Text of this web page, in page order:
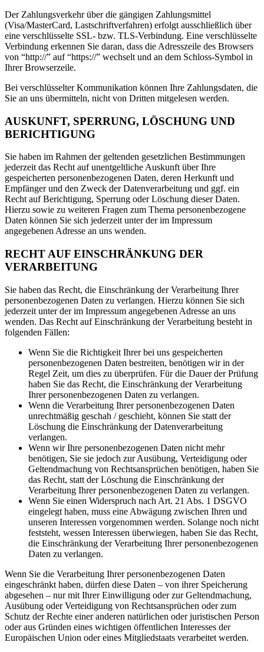
Der Zahlungsverkehr über die gängigen Zahlungsmittel
(Visa/MasterCard, Lastschriftverfahren) erfolgt ausschließlich über
eine verschlüsselte SSL- bzw. TLS-Verbindung. Eine verschlüsselte
Verbindung erkennen Sie daran, dass die Adresszeile des Browsers
von “http://” auf “https://” wechselt und an dem Schloss-Symbol in
Ihrer Browserzeile.
Bei verschlüsselter Kommunikation können Ihre Zahlungsdaten, die
Sie an uns übermitteln, nicht von Dritten mitgelesen werden.
AUSKUNFT, SPERRUNG, LÖSCHUNG UND
BERICHTIGUNG
Sie haben im Rahmen der geltenden gesetzlichen Bestimmungen
jederzeit das Recht auf unentgeltliche Auskunft über Ihre
gespeicherten personenbezogenen Daten, deren Herkunft und
Empfänger und den Zweck der Datenverarbeitung und ggf. ein
Recht auf Berichtigung, Sperrung oder Löschung dieser Daten.
Hierzu sowie zu weiteren Fragen zum Thema personenbezogene
Daten können Sie sich jederzeit unter der im Impressum
angegebenen Adresse an uns wenden.
RECHT AUF EINSCHRÄNKUNG DER
VERARBEITUNG
Sie haben das Recht, die Einschränkung der Verarbeitung Ihrer
personenbezogenen Daten zu verlangen. Hierzu können Sie sich
jederzeit unter der im Impressum angegebenen Adresse an uns
wenden. Das Recht auf Einschränkung der Verarbeitung besteht in
folgenden Fällen:
Wenn Sie die Richtigkeit Ihrer bei uns gespeicherten
personenbezogenen Daten bestreiten, benötigen wir in der
Regel Zeit, um dies zu überprüfen. Für die Dauer der Prüfung
haben Sie das Recht, die Einschränkung der Verarbeitung
Ihrer personenbezogenen Daten zu verlangen.
Wenn die Verarbeitung Ihrer personenbezogenen Daten
unrechtmäßig geschah / geschieht, können Sie statt der
Löschung die Einschränkung der Datenverarbeitung
verlangen.
Wenn wir Ihre personenbezogenen Daten nicht mehr
benötigen, Sie sie jedoch zur Ausübung, Verteidigung oder
Geltendmachung von Rechtsansprüchen benötigen, haben Sie
das Recht, statt der Löschung die Einschränkung der
Verarbeitung Ihrer personenbezogenen Daten zu verlangen.
Wenn Sie einen Widerspruch nach Art. 21 Abs. 1 DSGVO
eingelegt haben, muss eine Abwägung zwischen Ihren und
unseren Interessen vorgenommen werden. Solange noch nicht
feststeht, wessen Interessen überwiegen, haben Sie das Recht,
die Einschränkung der Verarbeitung Ihrer personenbezogenen
Daten zu verlangen.
Wenn Sie die Verarbeitung Ihrer personenbezogenen Daten
eingeschränkt haben, dürfen diese Daten – von ihrer Speicherung
abgesehen – nur mit Ihrer Einwilligung oder zur Geltendmachung,
Ausübung oder Verteidigung von Rechtsansprüchen oder zum
Schutz der Rechte einer anderen natürlichen oder juristischen Person
oder aus Gründen eines wichtigen öffentlichen Interesses der
Europäischen Union oder eines Mitgliedstaats verarbeitet werden.